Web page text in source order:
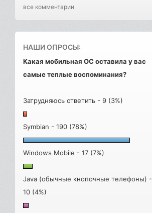
все комментарии
НАШИ ОПРОСЫ:
Какая мобильная ОС оставила у вас
самые теплые воспоминания?
Затрудняюсь ответить - 9 (3%)
Symbian - 190 (78%)
Windows Mobile - 17 (7%)
Java (обычные кнопочные телефоны) -
10 (4%)